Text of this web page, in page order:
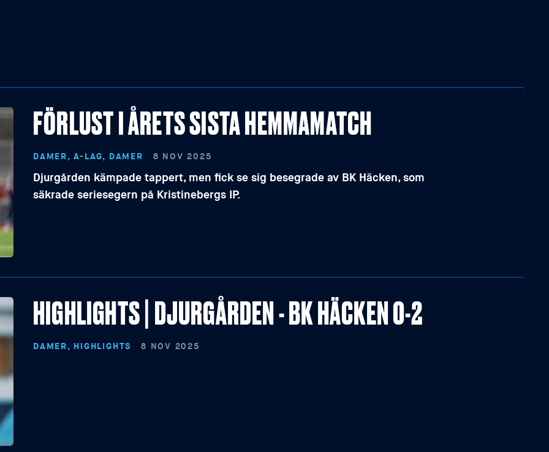
FÖRLUST I ÅRETS SISTA HEMMAMATCH
DAMER, A-LAG, DAMER 8 NOV 2025
Djurgården kämpade tappert, men fick se sig besegrade av BK Häcken, som
säkrade seriesegern på Kristinebergs IP.
HIGHLIGHTS | DJURGÅRDEN - BK HÄCKEN 0-2
DAMER, HIGHLIGHTS 8 NOV 2025